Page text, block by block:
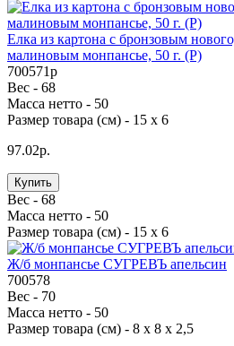
Елка из картона с бронзовым
малиновым монпансье, 50 г. (Р)
700571p
Вес - 68
Масса нетто - 50
Размер товара (см) - 15 х 6
97.02р.
Купить
Вес - 68
Масса нетто - 50
Размер товара (см) - 15 х 6
Ж/б монпансье СУГРЕВЪ апельсин
700578
Вес - 70
Масса нетто - 50
Размер товара (см) - 8 х 8 х 2,5